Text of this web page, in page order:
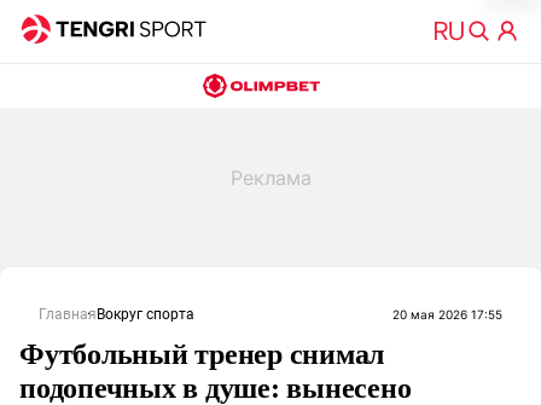
Главная Вокруг спорта 20 мая 2026 17:55
Футбольный тренер снимал
подопечных в душе: вынесено